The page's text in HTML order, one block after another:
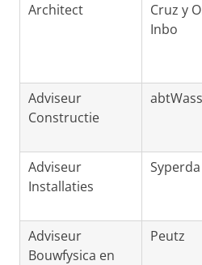
Architect
Cruz y
Inbo
Adviseur
Constructie
Adviseur
Installaties
Adviseur
Bouwfysica en
Peutz